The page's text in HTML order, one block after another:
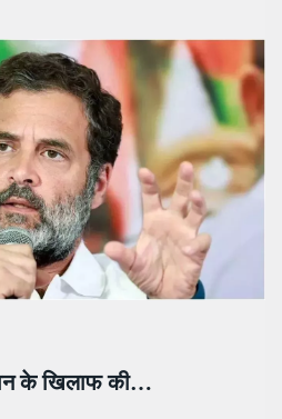
के खिलाफ की…